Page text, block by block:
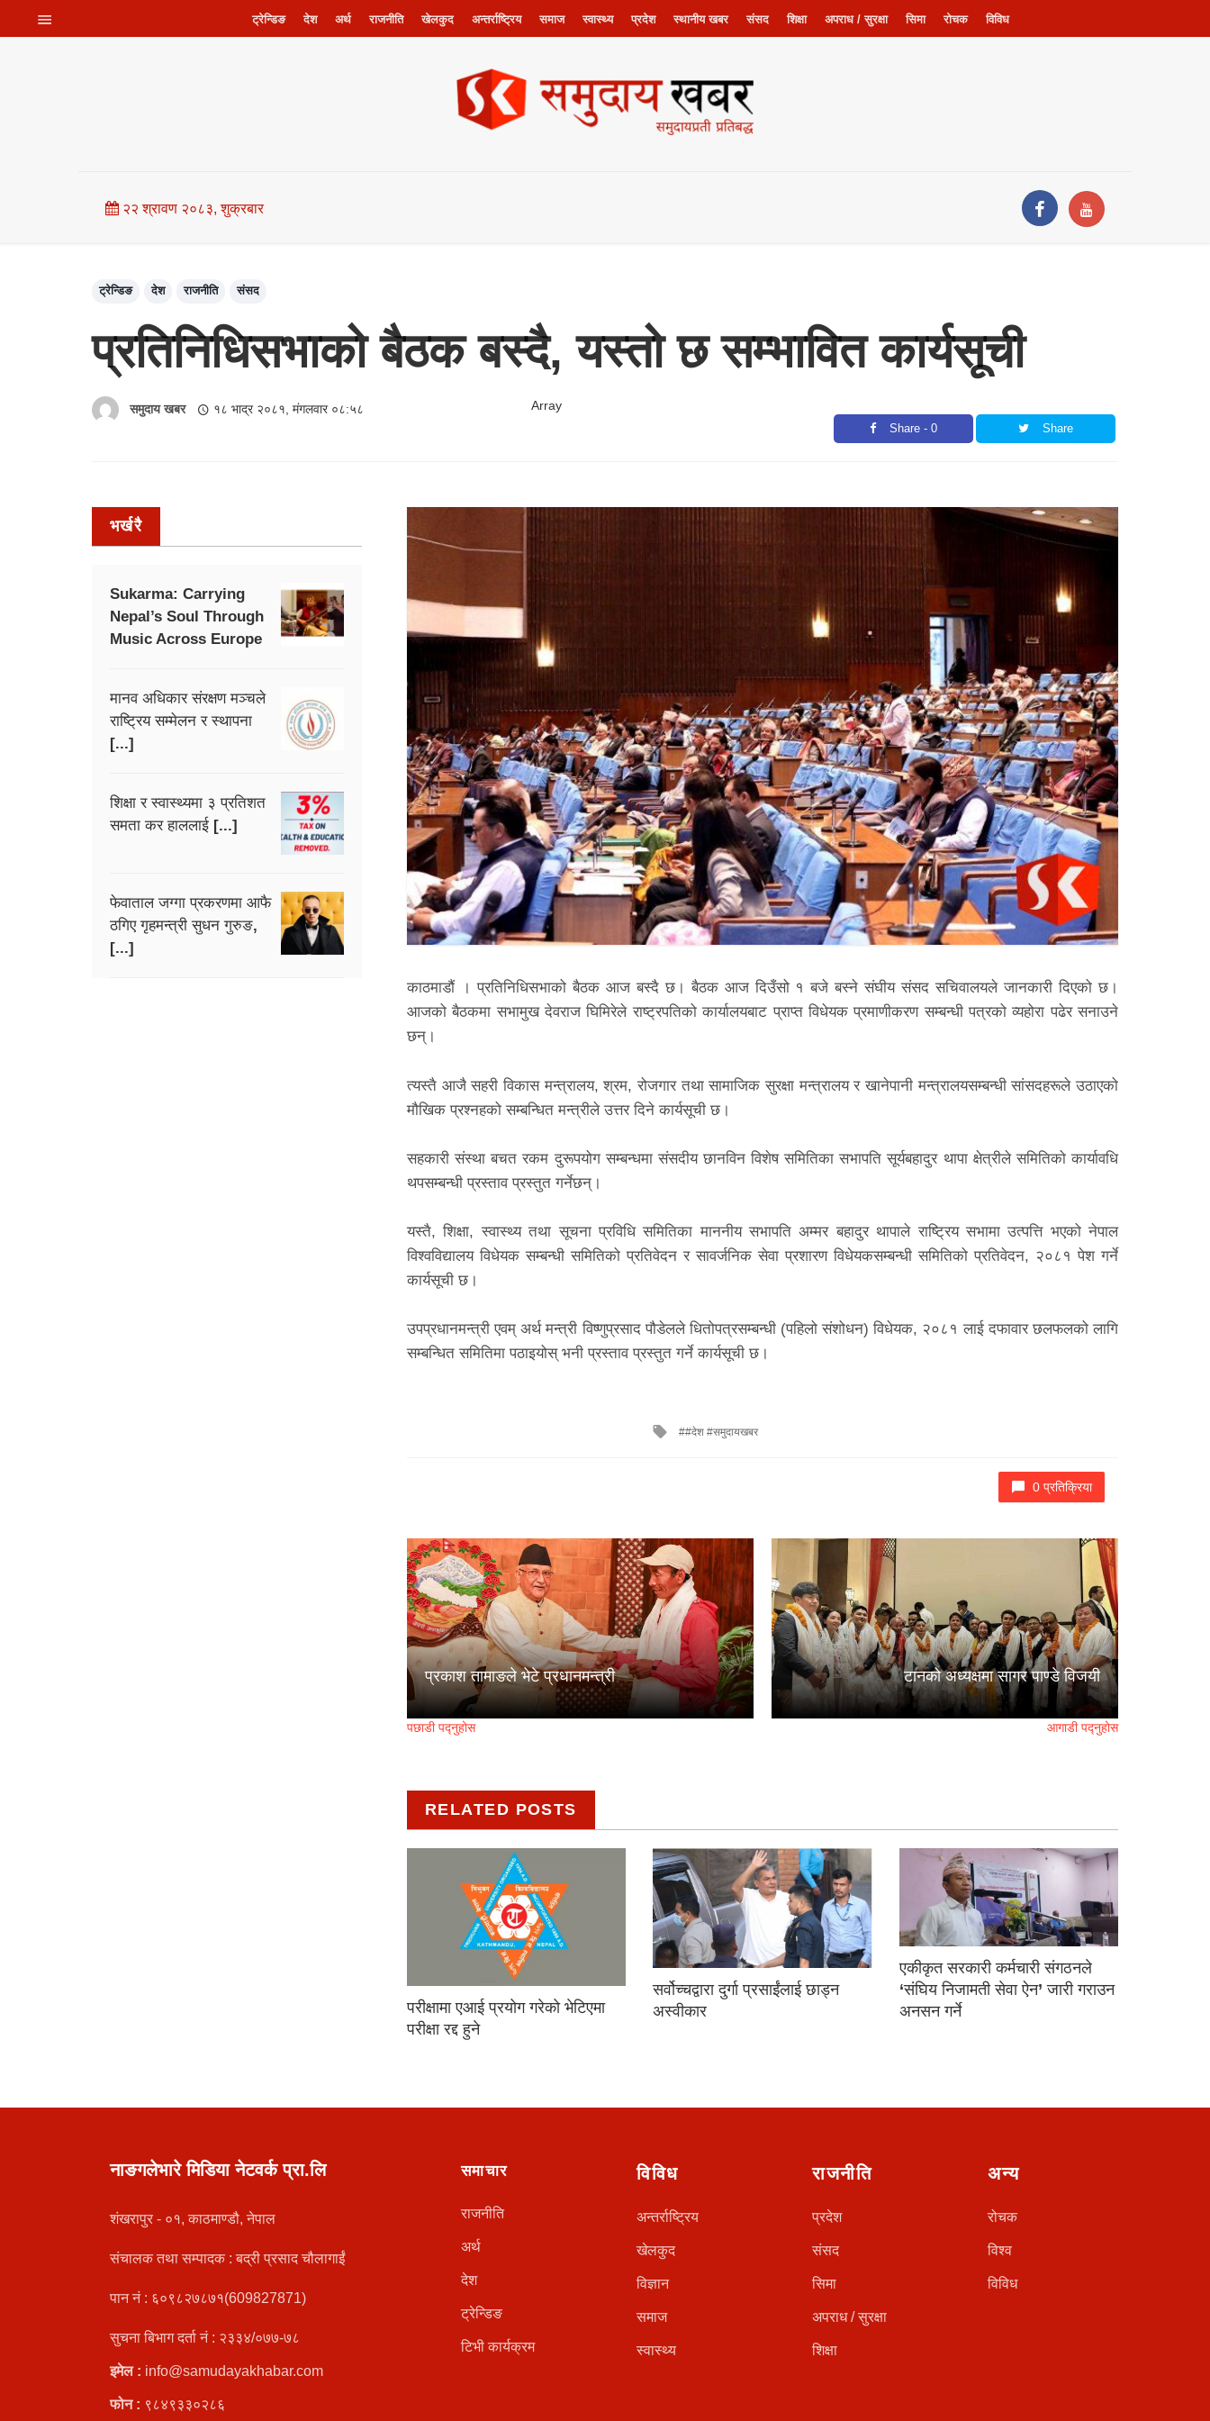
ट्रेन्डिङ देश अर्थ राजनीति खेलकुद अन्तर्राष्ट्रिय समाज स्वास्थ्य प्रदेश स्थानीय खबर संसद शिक्षा अपराध / सुरक्षा सिमा रोचक विविध
२२ श्रावण २०८३, शुक्रबार
ट्रेन्डिङ देश राजनीति संसद
प्रतिनिधिसभाको बैठक बस्दै, यस्तो छ सम्भावित कार्यसूची
समुदाय खबर १८ भाद्र २०८१, मंगलवार ०८:५८ Array
Share - 0 Share
काठमाडौं । प्रतिनिधिसभाको बैठक आज बस्दै छ। बैठक आज दिउँसो १ बजे बस्ने संघीय संसद सचिवालयले जानकारी दिएको छ।
आजको बैठकमा सभामुख देवराज घिमिरेले राष्ट्रपतिको कार्यालयबाट प्राप्त विधेयक प्रमाणीकरण सम्बन्धी पत्रको व्यहोरा पढेर सनाउने
छन्।
त्यस्तै आजै सहरी विकास मन्त्रालय, श्रम, रोजगार तथा सामाजिक सुरक्षा मन्त्रालय र खानेपानी मन्त्रालयसम्बन्धी सांसदहरूले उठाएको
मौखिक प्रश्नहको सम्बन्धित मन्त्रीले उत्तर दिने कार्यसूची छ।
सहकारी संस्था बचत रकम दुरूपयोग सम्बन्धमा संसदीय छानविन विशेष समितिका सभापति सूर्यबहादुर थापा क्षेत्रीले समितिको कार्यावधि
थपसम्बन्धी प्रस्ताव प्रस्तुत गर्नेछन्।
यस्तै, शिक्षा, स्वास्थ्य तथा सूचना प्रविधि समितिका माननीय सभापति अम्मर बहादुर थापाले राष्ट्रिय सभामा उत्पत्ति भएको नेपाल
विश्वविद्यालय विधेयक सम्बन्धी समितिको प्रतिवेदन र सावर्जनिक सेवा प्रशारण विधेयकसम्बन्धी समितिको प्रतिवेदन, २०८१ पेश गर्ने
कार्यसूची छ।
उपप्रधानमन्त्री एवम् अर्थ मन्त्री विष्णुप्रसाद पौडेलले धितोपत्रसम्बन्धी (पहिलो संशोधन) विधेयक, २०८१ लाई दफावार छलफलको लागि
सम्बन्धित समितिमा पठाइयोस् भनी प्रस्ताव प्रस्तुत गर्ने कार्यसूची छ।
Tagged
#देश #समुदायखबर
0 प्रतिक्रिया
प्रकाश तामाङले भेटे प्रधानमन्त्री
पछाडी पद्नुहोस
टानको अध्यक्षमा सागर पाण्डे विजयी
आगाडी पद्नुहोस
RELATED POSTS
परीक्षामा एआई प्रयोग गरेको भेटिएमा
परीक्षा रद्द हुने
सर्वोच्चद्वारा दुर्गा प्रसाईंलाई छाड्न
अस्वीकार
एकीकृत सरकारी कर्मचारी संगठनले
‘संघिय निजामती सेवा ऐन’ जारी गराउन
अनसन गर्ने
भर्खरै
Sukarma: Carrying
Nepal’s Soul Through
Music Across Europe
मानव अधिकार संरक्षण मञ्चले
राष्ट्रिय सम्मेलन र स्थापना
[...]
शिक्षा र स्वास्थ्यमा ३ प्रतिशत
समता कर हाललाई [...]
फेवाताल जग्गा प्रकरणमा आफै
ठगिए गृहमन्त्री सुधन गुरुङ,
[...]
नाङगलेभारे मिडिया नेटवर्क प्रा.लि
शंखरापुर - ०१, काठमाण्डौ, नेपाल
संचालक तथा सम्पादक : बद्री प्रसाद चौलागाईं
पान नं : ६०९८२७८७१(609827871)
सुचना बिभाग दर्ता नं : २३३४/०७७-७८
इमेल : info@samudayakhabar.com
फोन : ९८४९३३०२८६
समाचार
राजनीति
अर्थ
देश
ट्रेन्डिङ
टिभी कार्यक्रम
विविध
अन्तर्राष्ट्रिय
खेलकुद
विज्ञान
समाज
स्वास्थ्य
राजनीति
प्रदेश
संसद
सिमा
अपराध / सुरक्षा
शिक्षा
अन्य
रोचक
विश्व
विविध